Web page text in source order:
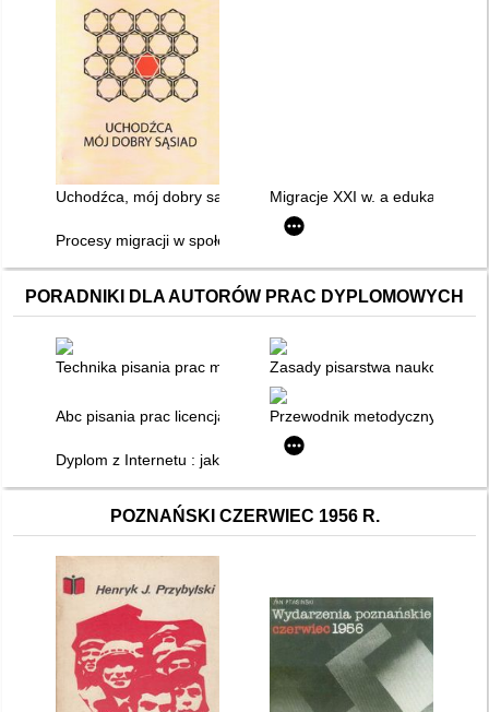
Uchodźca, mój dobry sąsiad Migracje XXI w. a edukacja :
Procesy migracji w społeczeństwie otwartym : perspektywa
PORADNIKI DLA AUTORÓW PRAC DYPLOMOWYCH
Technika pisania prac magisterskich i licencjackich
Zasady pisarstwa naukowego
Abc pisania prac licencjackich i magisterskich
Przewodnik metodyczny
Dyplom z Internetu : jak korzystać z Internetu pisząc prace
POZNAŃSKI CZERWIEC 1956 R.